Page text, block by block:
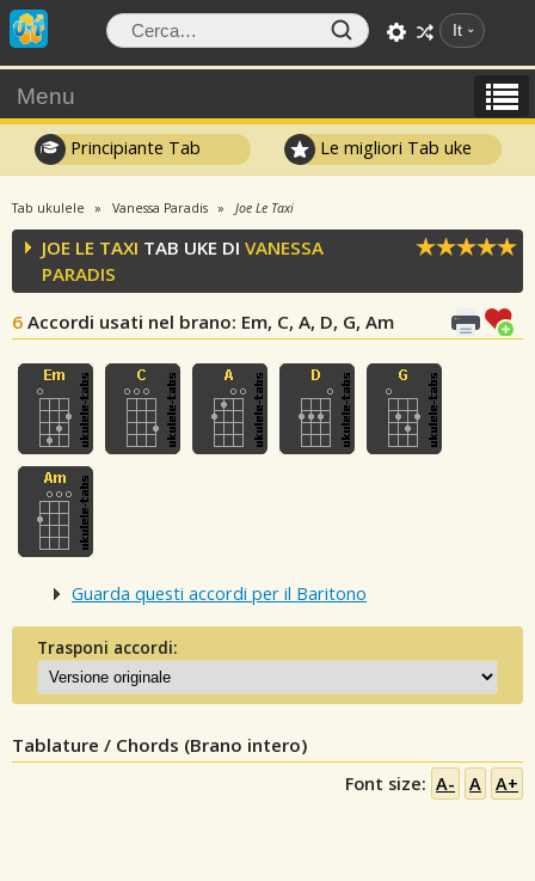
It
Menu
Principiante Tab Le migliori Tab uke
Tab ukulele Vanessa Paradis Joe Le Taxi
JOE LE TAXI TAB UKE DI VANESSA
PARADIS
6 Accordi usati nel brano: Em, C, A, D, G, Am
Guarda questi accordi per il Baritono
Trasponi accordi:
Tablature / Chords (Brano intero)
Font size: A- A A+